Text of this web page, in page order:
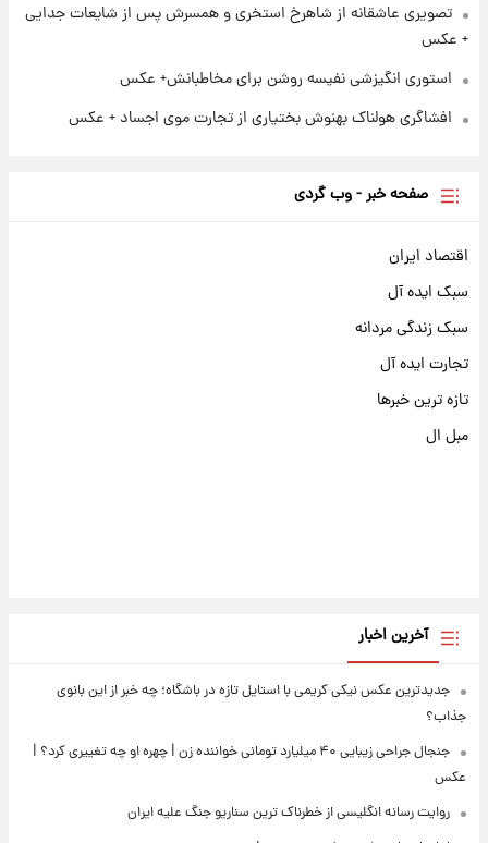
تصویری عاشقانه از شاهرخ استخری و همسرش پس از شایعات جدایی
+ عکس
استوری انگیزشی نفیسه روشن برای مخاطبانش+ عکس
افشاگری هولناک بهنوش بختیاری از تجارت موی اجساد + عکس
صفحه خبر - وب گردی
اقتصاد ایران
سبک ایده آل
سبک زندگی مردانه
تجارت ایده آل
تازه ترین خبرها
مبل ال
آخرین اخبار
جدیدترین عکس نیکی کریمی با استایل تازه در باشگاه؛ چه خبر از این بانوی
جذاب؟
جنجال جراحی زیبایی ۴۰ میلیارد تومانی خواننده زن | چهره او چه تغییری کرد؟ |
عکس
روایت رسانه انگلیسی از خطرناک ترین سناریو جنگ علیه ایران